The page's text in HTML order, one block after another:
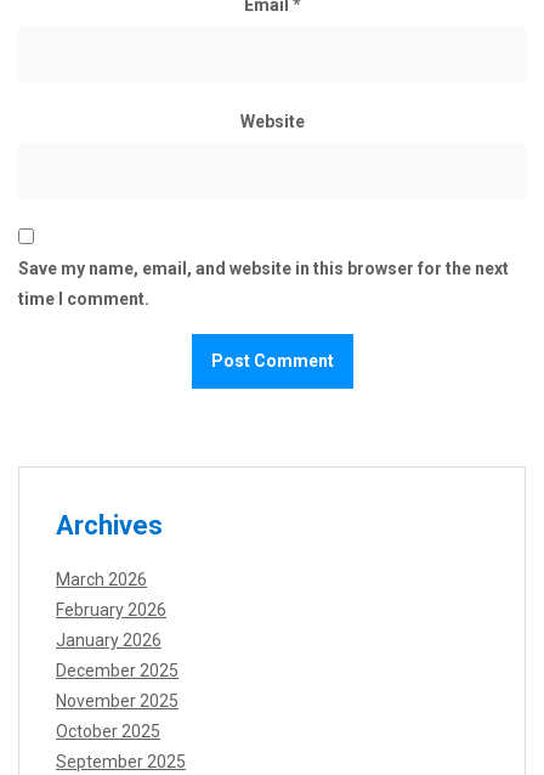
Email *
Website
Save my name, email, and website in this browser for the next
time I comment.
Archives
March 2026
February 2026
January 2026
December 2025
November 2025
October 2025
September 2025